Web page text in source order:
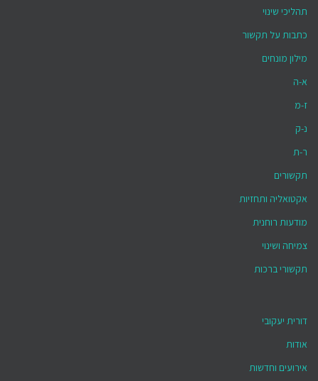
תהליכי שינוי
כתבות על תקשור
מילון מונחים
א-ה
ז-מ
נ-ק
ר-ת
תקשורים
אקטואליה ותחזיות
מודעות רוחנית
צמיחה ושינוי
תקשורי ברכות
דורית יעקובי
אודות
אירועים וחדשות